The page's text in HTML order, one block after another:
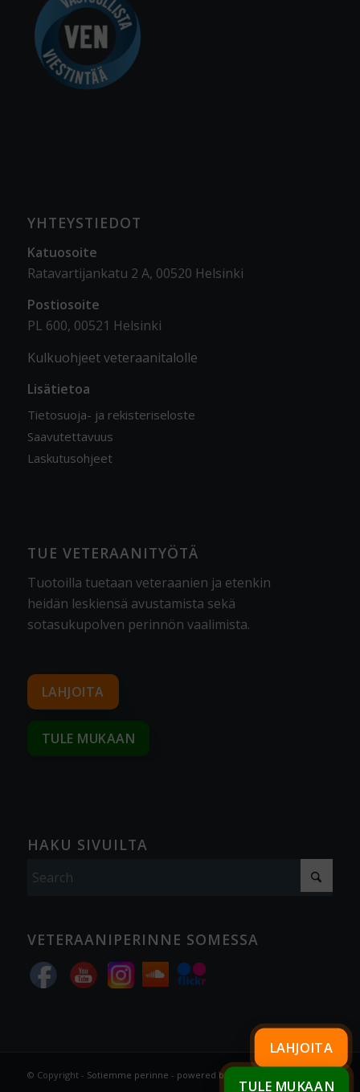
YHTEYSTIEDOT
Katuosoite
Ratavartijankatu 2 A, 00520 Helsinki
Postiosoite
PL 600, 00521 Helsinki
Kulkuohjeet veteraanitalolle
Lisätietoa
Tietosuoja- ja rekisteriseloste
Saavutettavuus
Laskutusohjeet
TUE VETERAANITYÖTÄ
Tuotoilla tuetaan veteraanien ja etenkin
heidän leskiensä avustamista sekä
sotasukupolven perinnön vaalimista.
LAHJOITA
TULE MUKAAN
HAKU SIVUILTA
VETERAANIPERINNE SOMESSA
© Copyright - Sotiemme perinne - powered by Enfold WordPress
LAHJOITA
TULE MUKAAN